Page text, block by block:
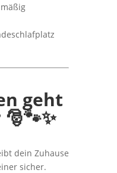
geht
dein Zuhause
sicher.